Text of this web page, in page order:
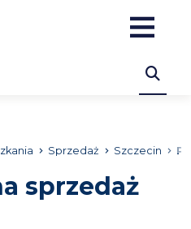
Sprzedaż Szczecin
sprzedaż